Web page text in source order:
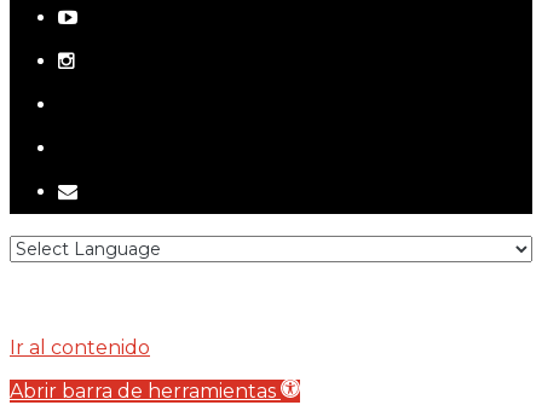
youtube
instagram
email
Ir al contenido
Abrir barra de herramientas